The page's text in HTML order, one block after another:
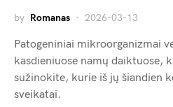
by Romanas 2026-03-13
Patogeniniai mikroorganizmai
kasdieniuose namų daiktuose,
sužinokite, kurie iš jų šiandien
sveikatai.